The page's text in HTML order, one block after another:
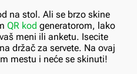
na stol. Ali se brzo skine
QR kod generatorom, lako
meni ili anketu. Isecite
držač za servete. Na ovaj
mestu i neće se skinuti!